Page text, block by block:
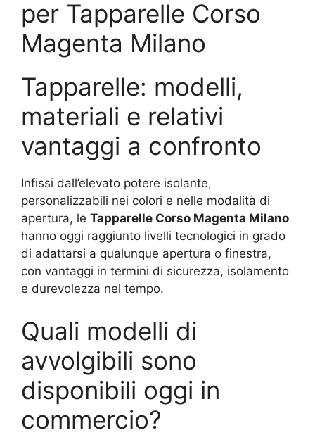
per Tapparelle Corso
Magenta Milano
Tapparelle: modelli,
materiali e relativi
vantaggi a confronto
Infissi dall’elevato potere isolante,
personalizzabili nei colori e nelle modalità di
apertura, le Tapparelle Corso Magenta Milano
hanno oggi raggiunto livelli tecnologici in grado
di adattarsi a qualunque apertura o finestra,
con vantaggi in termini di sicurezza, isolamento
e durevolezza nel tempo.
Quali modelli di
avvolgibili sono
disponibili oggi in
commercio?